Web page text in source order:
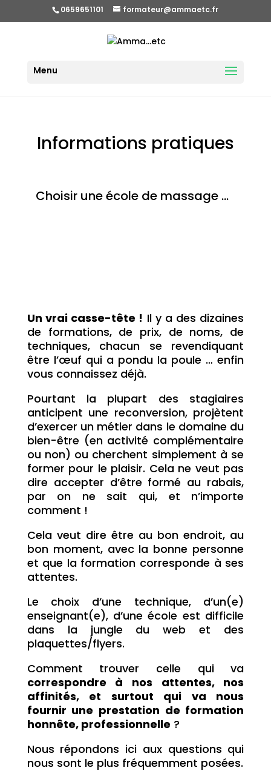
0659651101 formateur@ammaetc.fr
Informations pratiques
Choisir une école de massage …
Un vrai casse-tête ! Il y a des dizaines
de formations, de prix, de noms, de
techniques, chacun se revendiquant
être l’œuf qui a pondu la poule … enfin
vous connaissez déjà.
Pourtant la plupart des stagiaires
anticipent une reconversion, projètent
d’exercer un métier dans le domaine du
bien-être (en activité complémentaire
ou non) ou cherchent simplement à se
former pour le plaisir. Cela ne veut pas
dire accepter d’être formé au rabais,
par on ne sait qui, et n’importe
comment !
Cela veut dire être au bon endroit, au
bon moment, avec la bonne personne
et que la formation corresponde à ses
attentes.
Le choix d’une technique, d’un(e)
enseignant(e), d’une école est difficile
dans la jungle du web et des
plaquettes/flyers.
Comment trouver celle qui va
correspondre à nos attentes, nos
affinités, et surtout qui va nous
fournir une prestation de formation
honnête, professionnelle ?
Nous répondons ici aux questions qui
nous sont le plus fréquemment posées.